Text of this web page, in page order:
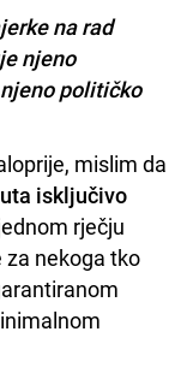
na rad
njeno
političko
mislim da
isključivo
rječju
nekoga tko